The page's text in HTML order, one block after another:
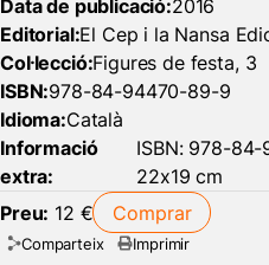
Data de publicació:2016
Editorial:El Cep i la Nansa
Col·lecció:Figures de festa, 3
ISBN:978-84-94470-89-9
Idioma:Català
Informació
extra:
ISBN: 978-84-
22x19 cm
Preu: 12 € Comprar
Comparteix Imprimir